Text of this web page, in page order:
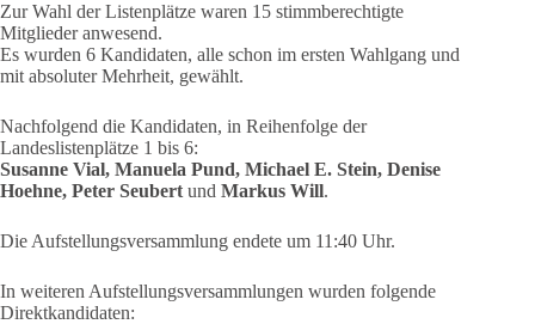
Zur Wahl der Listenplätze waren 15 stimmberechtigte
Mitglieder anwesend.
Es wurden 6 Kandidaten, alle schon im ersten Wahlgang und
mit absoluter Mehrheit, gewählt.
Nachfolgend die Kandidaten, in Reihenfolge der
Landeslistenplätze 1 bis 6:
Susanne Vial, Manuela Pund, Michael E. Stein, Denise
Hoehne, Peter Seubert und Markus Will.
Die Aufstellungsversammlung endete um 11:40 Uhr.
In weiteren Aufstellungsversammlungen wurden folgende
Direktkandidaten: